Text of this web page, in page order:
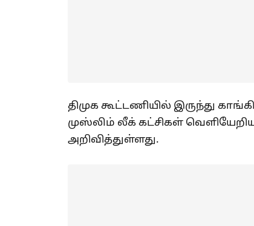
திமுக கூட்டணியில் இருந்து
முஸ்லிம் லீக் கட்சிகள்
அறிவித்துள்ளது.